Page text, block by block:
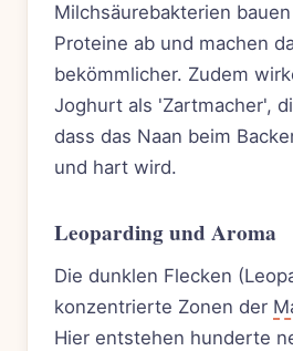
Milchsäurebakterien
Proteine ab und machen
bekömmlicher. Zudem
Joghurt als 'Zartmacher',
dass das Naan beim
und hart wird.
Leoparding und Aroma
Die dunklen Flecken
konzentrierte Zonen der
Hier entstehen hunderte